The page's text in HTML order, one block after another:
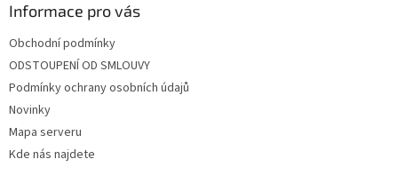
Informace pro vás
Obchodní podmínky
ODSTOUPENÍ OD SMLOUVY
Podmínky ochrany osobních údajů
Novinky
Mapa serveru
Kde nás najdete